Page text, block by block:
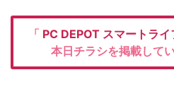
「 PC DEPOT スマートラ
本日チラシを掲載して